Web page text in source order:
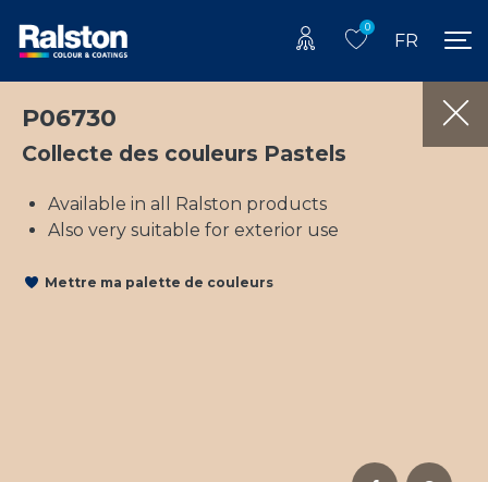
0
FR
P06730
Collecte des couleurs Pastels
Available in all Ralston products
Also very suitable for exterior use
Mettre ma palette de couleurs